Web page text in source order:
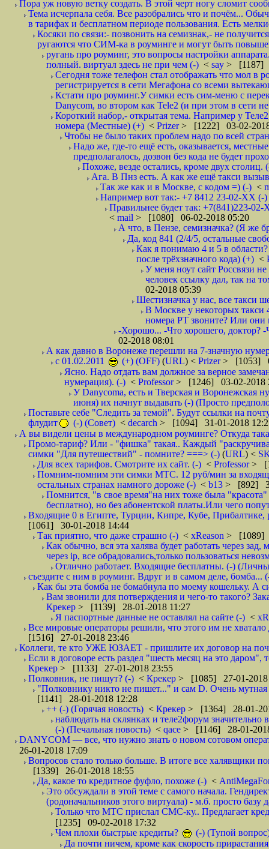
Пора уж новую ветку создать. В этой черт ногу сломит
Тема исчерпала себя. Все разобрались что и почём...
в тарифах и бесплатном периоде пользования. Есть
Косяки по связи:- позвонить на семизнак,- не
ругаются что СИМ-ка в роуминге и могут быть
ругань про роуминг, это вопросы настройки
полный. виртуал здесь не при чем (-) < say > [1187]
Сегодня тоже телефон стал отображать что мол в
регистрируется в сети Мегафона со всеми
Кстати про роуминг.У симки есть сим-меню с
Danycom, во втором как Tele2 (и при этом в сети
Короткий набор,- открытая тема. Например у
номера (Местные) (+) < Prizer> [1222] 03-02-
Чтобы не было таких проблем надо по всей
Надо же, где-то ещё есть, оказывается,
предполагалось, дозвон без кода не будет
Похоже, везде остались, кроме двух
Ага. В Пнз есть. А как же ещё такси
Так же как и в Москве, с кодом =) (-) <
Например вот так:- +7 8412 23-02-ХХ (-
Правильнее будет так: +7(841)223-
< mail > [1080] 06-02-2018 05:20
А что, в Пензе, семизначка? (Я же
Да, код 841 (2/4/5, остальные
Как я понимаю 4 и 5 в
после трёхзначного кода) (+) <
У меня ноут сайт Россвязи
человек ссылку дал, так на
02-2018 05:39
Шестизначка у нас, все такси
В Москве у некоторых такси
номера РТ звоните? Или они
-Хорошо... -Что хорошего, доктор?
02-2018 08:01
А как давно в Воронеже перешли на 7-значную
с 01.02.2011
(+) (OFF) (URL) < Prizer> [1053]
Ясно. Надо отдать вам должное за верное
нумерация). (-) < Professor> [1246] 03-02-2018
У Danycoma, есть и Тверская и Воронежская
июня) их начнут выдавать (-) (Просто
Поставьте себе "Следить за темой". Будут ссылки на
флудит
(-) (Совет) < decarch > [1094] 31-01-2018
А вы видели цены в международном роуминге? Откуда
Промо-тариф? Или - "фишка" такая.. Каждый
симки "Для путешествий" - помните? ===> (-) (URL) <
Для всех тарифов. Смотрите их сайт. (-) < Professor>
Помним-помним эти симки МТС. 12 руб/мин за
остальных странах намного дороже (-) < b13 > [892]
Помнится, "в свое время"на них тоже была
бесплатно), но без абонентской платы.Или чего
Входящие 0 в Египте, Турции, Кипре, Кубе,
[1061] 30-01-2018 14:44
Так приятно, что даже страшно (-) < xReason > [1089]
Как обычно, вся эта халява будет работать через
через ip, все обрадовались,только пользоваться
Отлично работает. Входящие бесплатны. (-)
съездите с ним в роуминг. Вдруг и в самом деле, бомба...
Как бы эта бомба не бомабнула по моему кошельку. А
Вам звонили для потверждения и чего-то такого?
Крекер > [1139] 28-01-2018 11:27
Я паспортные данные не оставлял на сайте (-) <
Все мировые операторы решили, что этого им не
[1516] 27-01-2018 23:46
Коллеги, те кто УЖЕ ЮЗАЕТ - пришлите их договор на
Если в договоре есть раздел "шесть месяц на это даром",
Крекер > [1133] 27-01-2018 23:55
Полковник, не пишут? (-) < Крекер > [1085] 27-01-2018
"Полковнику никто не пишет..." и сам D. Очень
[1141] 28-01-2018 12:28
++ (-) (Горячая новость) < Крекер > [1364] 28-01-
наблюдать на склянках и теле2форум
(-) (Печальная новость) < qace > [1146] 28-01-
DANYCOM — все, что нужно знать о новом сотовом
26-01-2018 17:09
Вопросов стало только больше. В итоге все халявщики
[1339] 26-01-2018 18:55
Да, какое то кредитное фуфло, похоже (-) <
Это обсуждали в этой теме с самого начала.
(родоначальников этого виртуала) - м.б. просто
Только что МТС прислал СМС-ку.. Предлагает
[1235] 09-02-2018 17:32
Чем плохи быстрые кредиты?
(-) (Тупой
Да почти ничем, кроме как скорость